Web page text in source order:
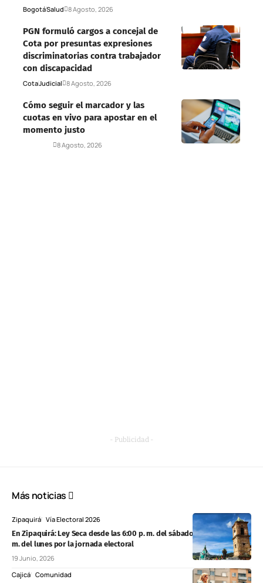
BogotáSalud 8 Agosto, 2026
PGN formuló cargos a concejal de
Cota por presuntas expresiones
discriminatorias contra trabajador
con discapacidad
CotaJudicial 8 Agosto, 2026
Cómo seguir el marcador y las
cuotas en vivo para apostar en el
momento justo
8 Agosto, 2026
- Publicidad -
Más noticias
Zipaquirá Vía Electoral 2026
En Zipaquirá: Ley Seca desde las 6:00 p. m. del sábado hasta las 6:00 p.
m. del lunes por la jornada electoral
19 Junio, 2026
Cajicá Comunidad